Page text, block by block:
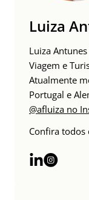
Luiza
Luiza
Viagem e
Atualmente
Portugal e
@afluiza no
Confira todos